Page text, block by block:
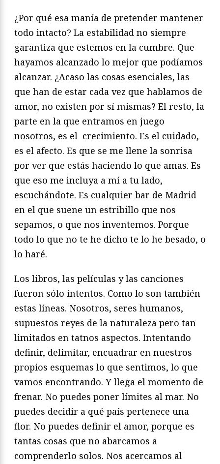
¿Por qué esa manía de pretender mantener
todo intacto? La estabilidad no siempre
garantiza que estemos en la cumbre. Que
hayamos alcanzado lo mejor que podíamos
alcanzar. ¿Acaso las cosas esenciales, las
que han de estar cada vez que hablamos de
amor, no existen por sí mismas? El resto, la
parte en la que entramos en juego
nosotros, es el crecimiento. Es el cuidado,
es el afecto. Es que se me llene la sonrisa
por ver que estás haciendo lo que amas. Es
que eso me incluya a mí a tu lado,
escuchándote. Es cualquier bar de Madrid
en el que suene un estribillo que nos
sepamos, o que nos inventemos. Porque
todo lo que no te he dicho te lo he besado, o
lo haré.
Los libros, las películas y las canciones
fueron sólo intentos. Como lo son también
estas líneas. Nosotros, seres humanos,
supuestos reyes de la naturaleza pero tan
limitados en tatnos aspectos. Intentando
definir, delimitar, encuadrar en nuestros
propios esquemas lo que sentimos, lo que
vamos encontrando. Y llega el momento de
frenar. No puedes poner límites al mar. No
puedes decidir a qué país pertenece una
flor. No puedes definir el amor, porque es
tantas cosas que no abarcamos a
comprenderlo solos. Nos acercamos al